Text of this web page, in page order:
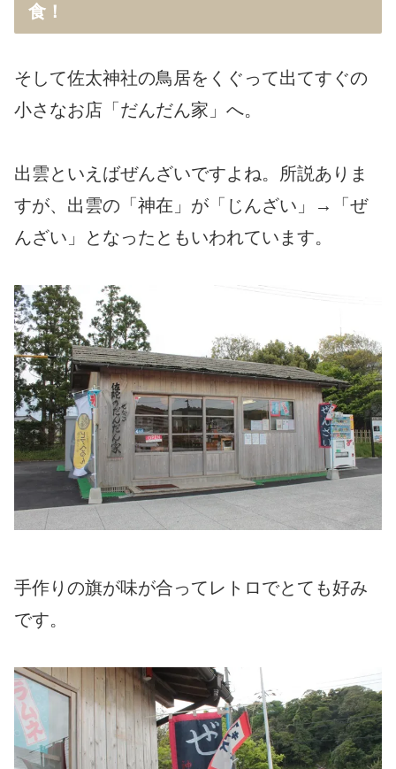
食！
そして佐太神社の鳥居をくぐって出てすぐの
小さなお店「だんだん家」へ。
出雲といえばぜんざいですよね。所説ありま
すが、出雲の「神在」が「じんざい」→「ぜ
んざい」となったともいわれています。
手作りの旗が味が合ってレトロでとても好み
です。